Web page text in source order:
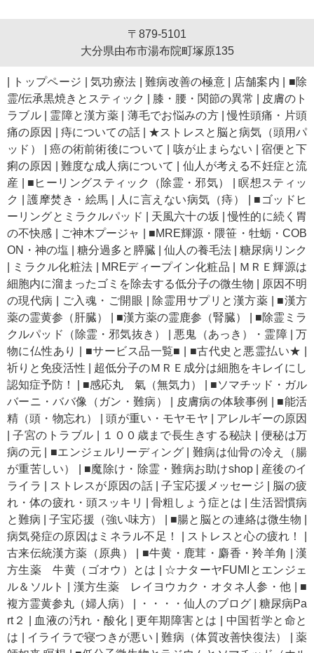
〒879-5101
大分県由布市湯布院町塚原135
トップページ 気功療法 難病改善の極意 店舗案内
■除
霊/伝承黒焼きとスティック
膝・腰・関節の異常
皮膚のト
ラブル| 霊障と漢方薬 薄毛でお悩みの方|慢性頭痛・片頭
痛の原因
痔についての話| ★ストレスと脳と病気（頭用パ
ッド）
|癌の術前術後について 咳が止まらない |宿便と下
痢の原因
難度な成人病について
仙人が考える不妊症と流
産
■ヒーリングスティック（除霊・邪気） |瞑想スティッ
ク
|護摩焚き・絵馬 人に言えない病気（痔）
■ゴッドヒ
ーリングとミラクルパッド
天風六十の坂 |慢性的に続く胃
の不快感
ご神木プージャ
■MRE輝源・隈笹・牡蛎・COB
ON・神の塩
糖分過多と膵臓 仙人の養毛法
糖尿病リンク
ミラクル化粧法 MREディープイン化粧品
ＭＲＥ輝源は
細胞内に溜まったゴミを除去する低分子の微生物
原因不明
の現代病
ご入魂・ご開眼 除霊用サプリと漢方薬
■漢方
薬の霊黄参（肝臓）
■漢方薬の霊鹿参（腎臓）
■除霊ミラ
クルパッド（除霊・邪気抜き）
悪鬼（あっき）・霊障|万
物に仏性あり
■サービス品一覧■ ■古代史と悪霊払い★
祈りと免疫活性
超低分子のＭＲＥ成分は細胞をキレイにし
認知症予防！
■感応丸 氣（無気力）
■ソマチッド・ガル
バーニ・ババ像（ガン・難病）
皮膚病の体験事例
■能活
精（頭・物忘れ）
|頭が重い・モヤモヤ
アレルギーの原因
|子宮のトラブル １００歳まで長生きする秘訣
便秘は万
病の元
■エンジェルリーディング
難病は仙骨の冷え（腸
が重苦しい）
■魔除け・除霊・難病お助けshop| 産後のイ
ライラ
ストレスが原因の話|子宝応援メッセージ
脳の疲
れ・体の疲れ・頭スッキリ
|骨粗しょう症とは |生活習慣病
と難病 |子宝応援（強い味方） ■腸と脳との連絡は微生物
病気発症の原因はミネラル不足！
ストレスと心の疲れ！
古来伝統漢方薬（原典）
■牛黄・鹿茸・麝香・羚羊角 |漢
方生薬 牛黄（ゴオウ）とは
☆ナターヤFUMIとエンジェ
ル＆ソルト
漢方生薬 レイヨウカク・オタネ人参・他
■
複方霊黄参丸（婦人病）
・・・・仙人のブログ
糖尿病Pa
rt２
血液の汚れ・酸化 |更年期障害とは
中国哲学と命と
は
イライラで寝つきが悪い |難病（体質改善快復法） |薬